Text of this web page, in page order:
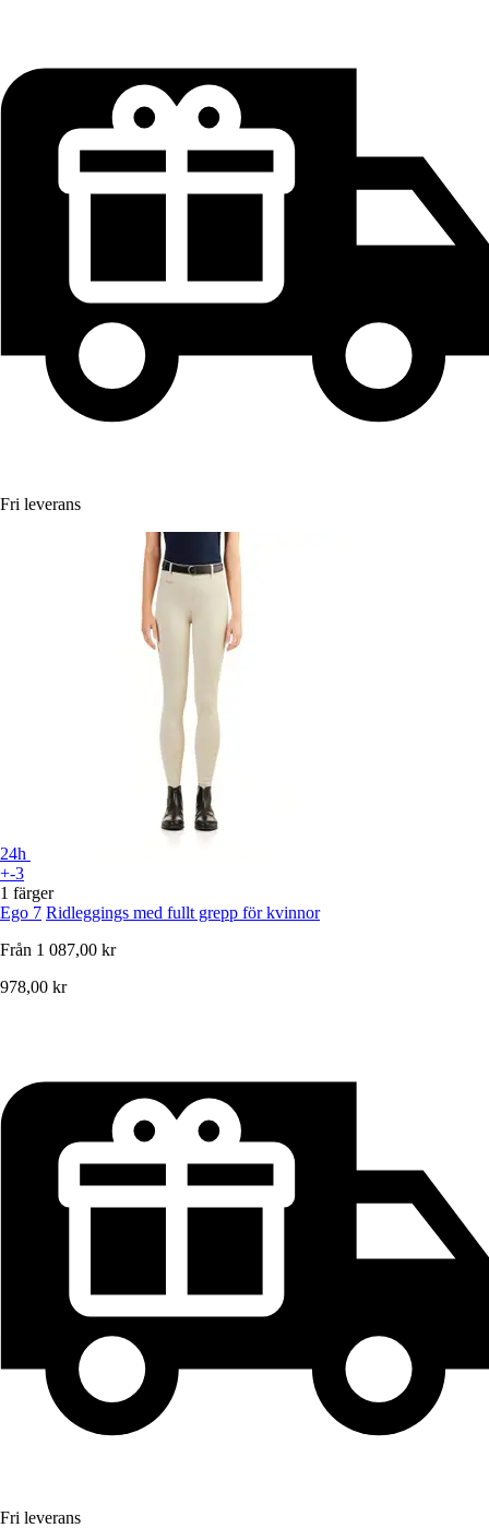
Fri leverans
24h
+-3
1 färger
Ego 7 Ridleggings med fullt grepp för kvinnor
Från 1 087,00 kr
978,00 kr
Fri leverans